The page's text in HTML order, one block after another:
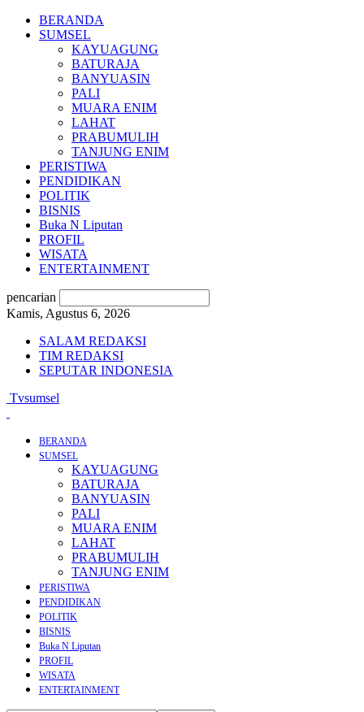
BERANDA
SUMSEL
KAYUAGUNG
BATURAJA
BANYUASIN
PALI
MUARA ENIM
LAHAT
PRABUMULIH
TANJUNG ENIM
PERISTIWA
PENDIDIKAN
POLITIK
BISNIS
Buka N Liputan
PROFIL
WISATA
ENTERTAINMENT
pencarian
Kamis, Agustus 6, 2026
SALAM REDAKSI
TIM REDAKSI
SEPUTAR INDONESIA
Tvsumsel
BERANDA
SUMSEL
KAYUAGUNG
BATURAJA
BANYUASIN
PALI
MUARA ENIM
LAHAT
PRABUMULIH
TANJUNG ENIM
PERISTIWA
PENDIDIKAN
POLITIK
BISNIS
Buka N Liputan
PROFIL
WISATA
ENTERTAINMENT